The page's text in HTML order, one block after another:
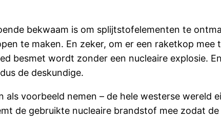
bekwaam is om splijtstofelementen te
te maken. En zeker, om er een raketkop mee
besmet wordt zonder een nucleaire explosie.
de deskundige.
als voorbeeld nemen – de hele westerse wereld
de gebruikte nucleaire brandstof mee zodat